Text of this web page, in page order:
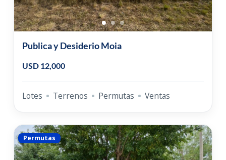
Publica y Desiderio Moia
USD 12,000
Lotes Terrenos Permutas Ventas
Permutas